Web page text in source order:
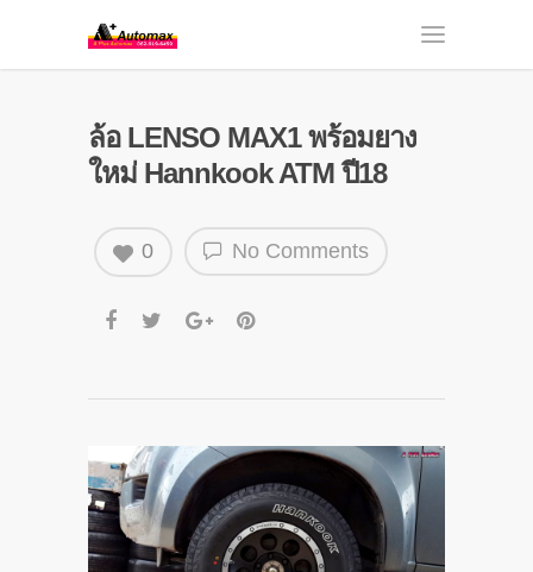
ล้อ LENSO MAX1 พร้อมยาง
ใหม่ Hannkook ATM ปี18
No Comments
0